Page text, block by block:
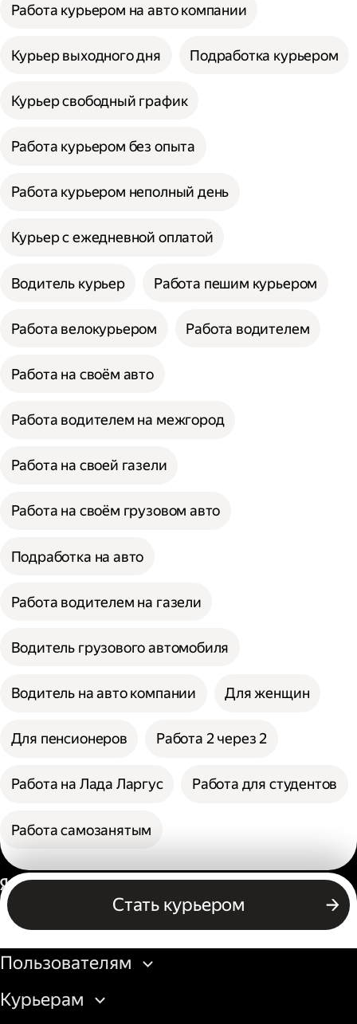
Работа курьером на авто компании
Курьер выходного дня Подработка курьером
Курьер свободный график
Работа курьером без опыта
Работа курьером неполный день
Курьер с ежедневной оплатой
Водитель курьер Работа пешим курьером
Работа велокурьером Работа водителем
Работа на своём авто
Работа водителем на межгород
Работа на своей газели
Работа на своём грузовом авто
Подработка на авто
Работа водителем на газели
Водитель грузового автомобиля
Водитель на авто компании Для женщин
Для пенсионеров Работа 2 через 2
Работа на Лада Ларгус Работа для студентов
Работа самозанятым
Стать курьером
Россия
Бизнесу
Пользователям
Курьерам